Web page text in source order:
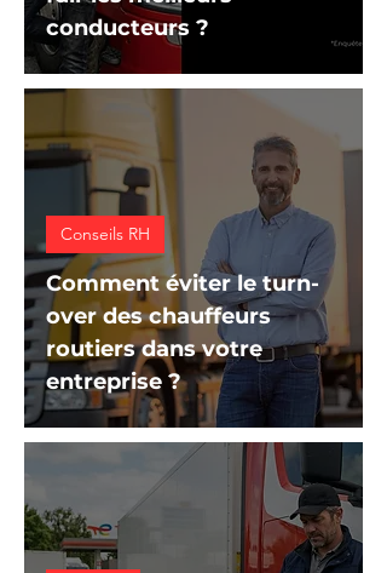
conducteurs ?
Comment éviter le turn-
over des chauffeurs
routiers dans votre
entreprise ?
Conseils RH